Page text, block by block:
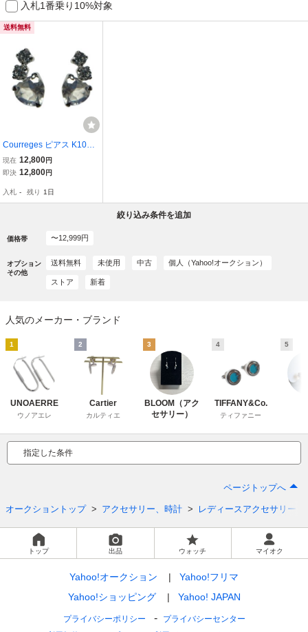
入札1番乗り10%対象
送料無料
Courreges ピアス K10W
G クレージュ レディース
アクセサリー 貴金属 10金
ルド ハート型モチーフ 装
現在 12,800円
即決 12,800円
入札 - 残り 1日
絞り込み条件を追加
価格帯 〜12,999円
オプション
その他
送料無料 未使用 中古 個人（Yahoo!オークション）
ストア 新着
人気のメーカー・ブランド
1
UNOAERRE
ウノアエレ
2
Cartier
カルティエ
3
BLOOM（アク
セサリー）
4
TIFFANY&Co.
ティファニー
5
指定した条件
ページトップへ
オークショントップ アクセサリー、時計 レディースアクセサリー
トップ 出品 ウォッチ マイオク
Yahoo!オークション
Yahoo!フリマ
Yahoo!ショッピング
Yahoo! JAPAN
プライバシーポリシー
プライバシーセンター